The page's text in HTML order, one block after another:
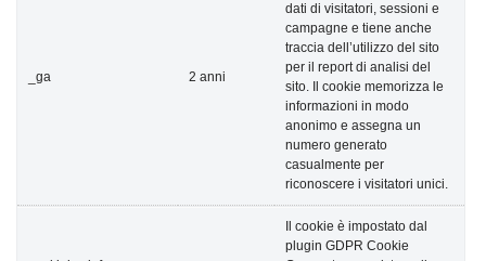
_ga 2 anni
dati di visitatori, sessioni e
campagne e tiene anche
traccia dell’utilizzo del sito
per il report di analisi del
sito. Il cookie memorizza le
informazioni in modo
anonimo e assegna un
numero generato
casualmente per
riconoscere i visitatori unici.
Il cookie è impostato dal
plugin GDPR Cookie